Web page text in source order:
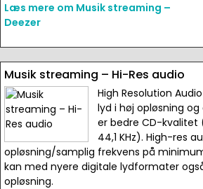
Læs mere om Musik streaming –
Deezer
Musik streaming – Hi-Res audio
High Resolution
lyd i høj opløsning
er bedre CD-kvalitet
44,1 KHz). High-res
opløsning/samplig frekvens på
kan med nyere digitale lydformater
opløsning.